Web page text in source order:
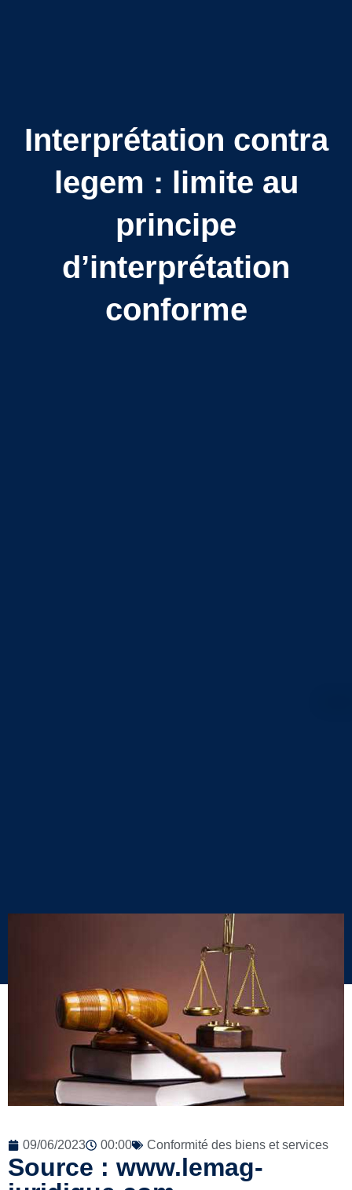
Interprétation contra
legem : limite au
principe
d’interprétation
conforme
09/06/2023 00:00 Conformité des biens et services
Source : www.lemag-